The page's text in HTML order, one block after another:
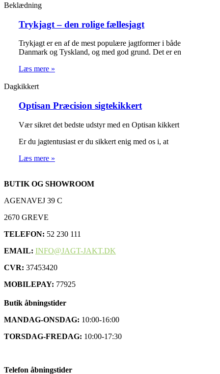
Beklædning
Trykjagt – den rolige fællesjagt
Trykjagt er en af de mest populære jagtformer i både
Danmark og Tyskland, og med god grund. Det er en
Læs mere »
Dagkikkert
Optisan Præcision sigtekikkert
Vær sikret det bedste udstyr med en Optisan kikkert
Er du jagtentusiast er du sikkert enig med os i, at
Læs mere »
BUTIK OG SHOWROOM
AGENAVEJ 39 C
2670 GREVE
TELEFON: 52 230 111
EMAIL: INFO@JAGT-JAKT.DK
CVR: 37453420
MOBILEPAY: 77925
Butik åbningstider
MANDAG-ONSDAG: 10:00-16:00
TORSDAG-FREDAG: 10:00-17:30
Telefon åbningstider